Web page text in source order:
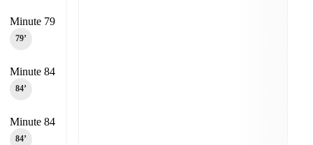
Minute 79
79‎’‎
Minute 84
84‎’‎
Minute 84
84‎’‎